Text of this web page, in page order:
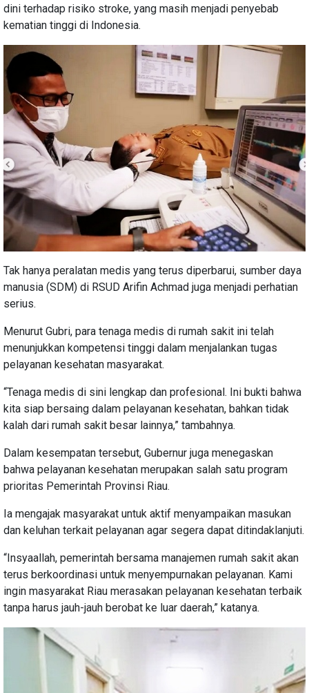
dini terhadap risiko stroke, yang masih menjadi penyebab
kematian tinggi di Indonesia.
Tak hanya peralatan medis yang terus diperbarui, sumber daya
manusia (SDM) di RSUD Arifin Achmad juga menjadi perhatian
serius.
Menurut Gubri, para tenaga medis di rumah sakit ini telah
menunjukkan kompetensi tinggi dalam menjalankan tugas
pelayanan kesehatan masyarakat.
“Tenaga medis di sini lengkap dan profesional. Ini bukti bahwa
kita siap bersaing dalam pelayanan kesehatan, bahkan tidak
kalah dari rumah sakit besar lainnya,” tambahnya.
Dalam kesempatan tersebut, Gubernur juga menegaskan
bahwa pelayanan kesehatan merupakan salah satu program
prioritas Pemerintah Provinsi Riau.
Ia mengajak masyarakat untuk aktif menyampaikan masukan
dan keluhan terkait pelayanan agar segera dapat ditindaklanjuti.
“Insyaallah, pemerintah bersama manajemen rumah sakit akan
terus berkoordinasi untuk menyempurnakan pelayanan. Kami
ingin masyarakat Riau merasakan pelayanan kesehatan terbaik
tanpa harus jauh-jauh berobat ke luar daerah,” katanya.